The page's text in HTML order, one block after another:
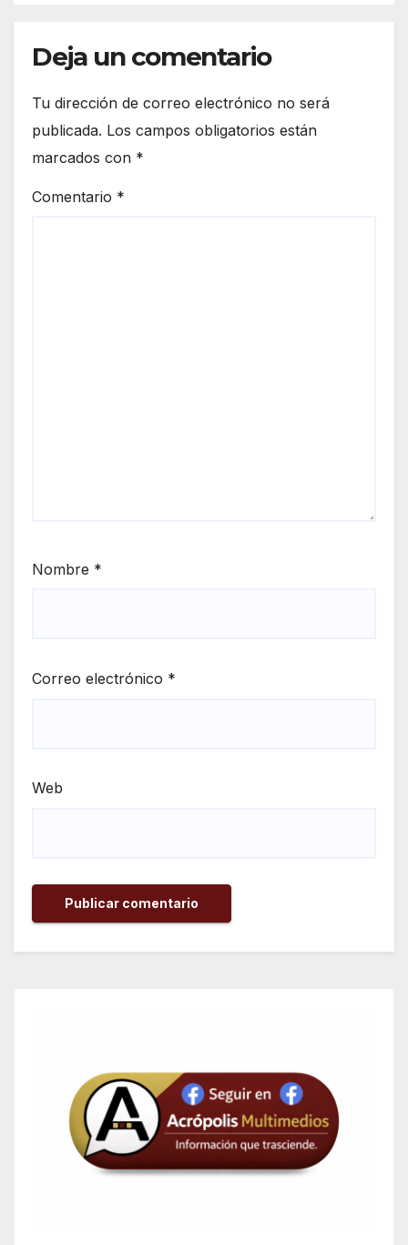
Deja un comentario
Tu dirección de correo electrónico no será
publicada. Los campos obligatorios están
marcados con *
Comentario *
Nombre *
Correo electrónico *
Web